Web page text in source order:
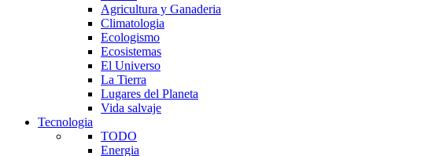
Agricultura y Ganaderia
Climatologia
Ecologismo
Ecosistemas
El Universo
La Tierra
Lugares del Planeta
Vida salvaje
Tecnologia
TODO
Energia